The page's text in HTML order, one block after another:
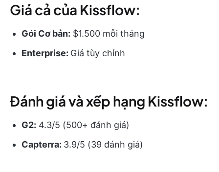
Giá cả của Kissflow:
Gói Cơ bản: $1.500 mỗi tháng
Enterprise: Giá tùy chỉnh
Đánh giá và xếp hạng Kissflow:
G2: 4.3/5 (500+ đánh giá)
Capterra: 3.9/5 (39 đánh giá)